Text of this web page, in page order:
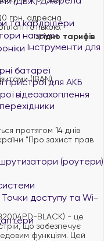
та кардрідери
напруги
Інструменти для
батареї
пристрої для АКБ
відеозахоплення
(роутери)
Точки доступу та Wi-
грн, адресна
готівкою.
згідно тарифів
(IBAN),
протягом 14 днів
"Про захист прав
BLACK) - це
що забезпечує
функціям. Цей